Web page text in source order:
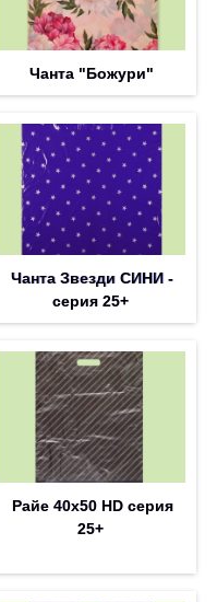
Чанта "Божури"
Чанта Звезди СИНИ -
серия 25+
Райе 40х50 HD серия
25+